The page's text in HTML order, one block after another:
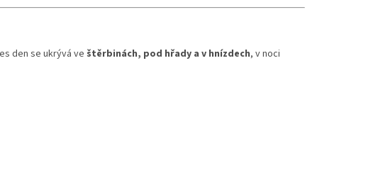
den se ukrývá ve štěrbinách, pod hřady a v hnízdech, v noci